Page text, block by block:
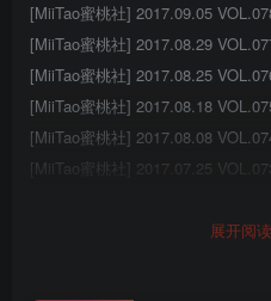
[MiiTao蜜桃社] 2017.09.05
[MiiTao蜜桃社] 2017.08.29
[MiiTao蜜桃社] 2017.08.25
[MiiTao蜜桃社] 2017.08.18
[MiiTao蜜桃社] 2017.08.08
[MiiTao蜜桃社] 2017.07.25
[MiiTao蜜桃社] 2017.07.10展开阅